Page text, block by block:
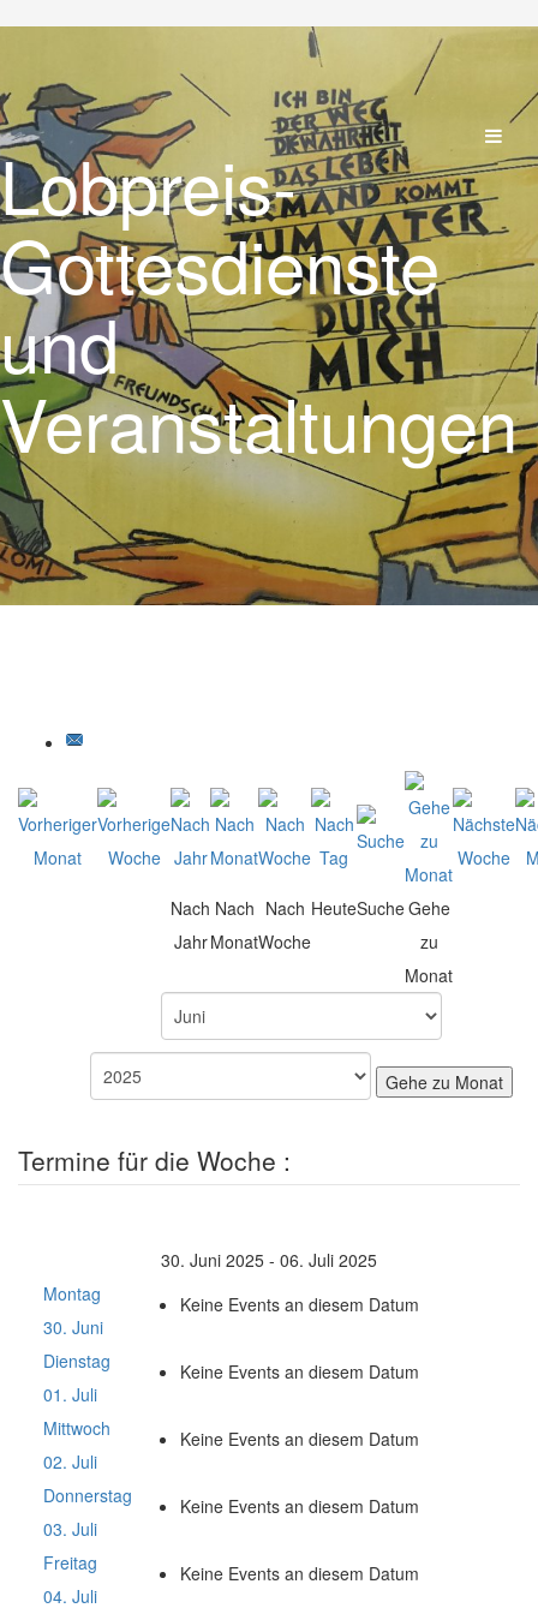
Lobpreis-
Gottesdienste
und
Veranstaltungen
Nach
Jahr
Nach
Monat
Nach
Woche
HeuteSucheGehe
zu
Monat
Gehe zu Monat
Termine für die Woche :
30. Juni 2025 - 06. Juli 2025
Montag
30. Juni
Keine Events an diesem Datum
Dienstag
01. Juli
Keine Events an diesem Datum
Mittwoch
02. Juli
Keine Events an diesem Datum
Donnerstag
03. Juli
Keine Events an diesem Datum
Freitag
04. Juli
Keine Events an diesem Datum